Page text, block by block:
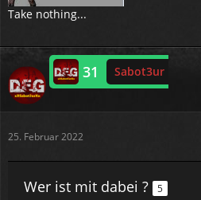
Take nothing...
Online 31 Sabot3ur
25. Februar 2022
Wer ist mit dabei ? 5